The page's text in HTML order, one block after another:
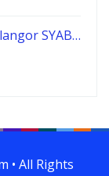
SYAB…
• All Rights